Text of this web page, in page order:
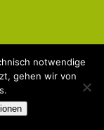
notwendige
gehen wir von